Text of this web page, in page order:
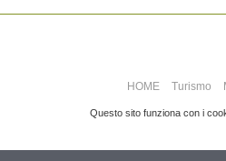
HOME Turismo
Questo sito funziona con i